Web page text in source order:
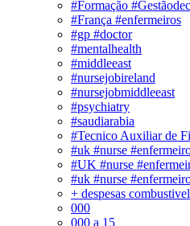
#Formação
#França #enfermeiros
#gp #doctor
#mentalhealth
#middleeast
#nursejobireland
#nursejobmiddleeast
#psychiatry
#saudiarabia
#Tecnico Auxiliar de
#uk #nurse
#UK #nurse
#uk #nurse
+ despesas combustivel
000
000 a 15